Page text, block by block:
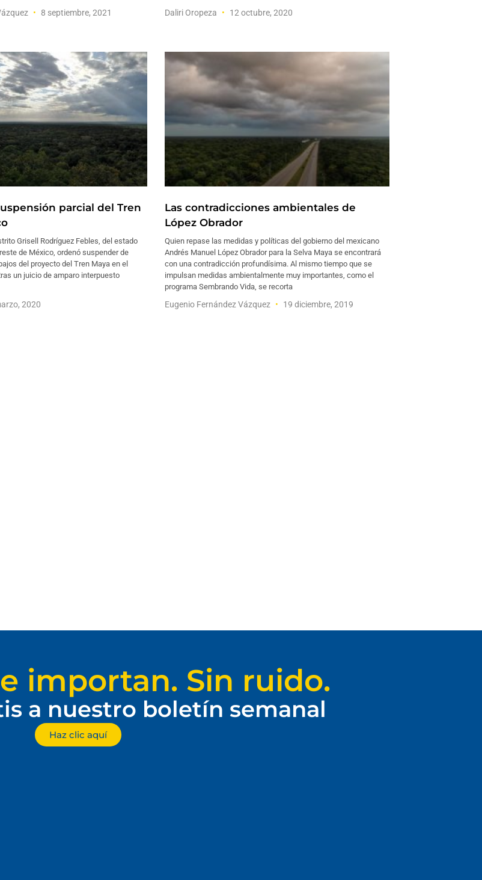
8 septiembre, 2021 Daliri Oropeza 12 octubre, 2020
parcial del Tren
Grisell Rodríguez Febles, del estado
de México, ordenó suspender de
del proyecto del Tren Maya en el
un juicio de amparo interpuesto
2020
Las contradicciones ambientales de
López Obrador
Quien repase las medidas y políticas del gobierno del mexicano
Andrés Manuel López Obrador para la Selva Maya se encontrará
con una contradicción profundísima. Al mismo tiempo que se
impulsan medidas ambientalmente muy importantes, como el
programa Sembrando Vida, se recorta
Eugenio Fernández Vázquez 19 diciembre, 2019
importan. Sin ruido.
a nuestro boletín semanal
Haz clic aquí